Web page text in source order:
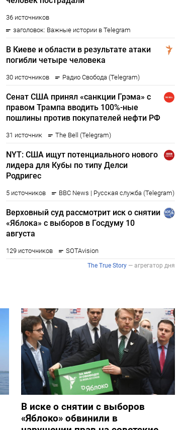
В иске о снятии с выборов
«Яблоко» обвинили в